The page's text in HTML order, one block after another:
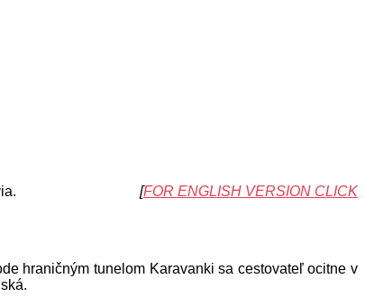
ho navštívia. [FOR ENGLISH VERSION CLICK
hraničným tunelom Karavanki sa cestovateľ ocitne v